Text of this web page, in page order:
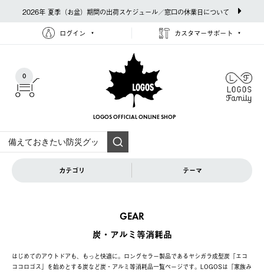
2026年 夏季（お盆）期間の出荷スケジュール／窓口の休業日について
ログイン カスタマーサポート
0
LOGOS OFFICIAL ONLINE SHOP
カテゴリ テーマ
GEAR
炭・アルミ等消耗品
はじめてのアウトドアも、もっと快適に。ロングセラー製品であるヤシガラ成型炭「エコ
ココロゴス」を始めとする炭など炭・アルミ等消耗品一覧ページです。LOGOSは「家族み